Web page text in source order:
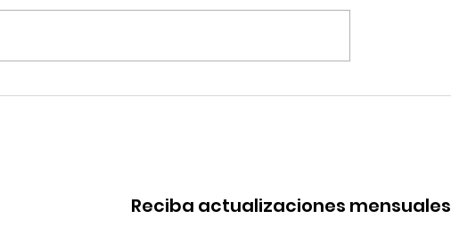
Aceros Arequipa: “Iniciar
Alemania: Casas
Reciba actualizaciones mensuales